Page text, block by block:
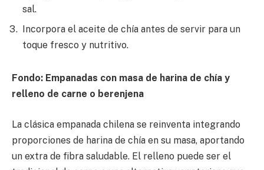
sal.
Incorpora el aceite de chía antes de servir para un
toque fresco y nutritivo.
Fondo: Empanadas con masa de harina de chía y
relleno de carne o berenjena
La clásica empanada chilena se reinventa integrando
proporciones de harina de chía en su masa, aportando
un extra de fibra saludable. El relleno puede ser el